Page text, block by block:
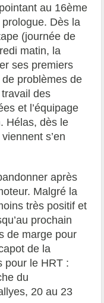
au 16ème
prologue. Dès la
(journée de
matin, la
ses premiers
problèmes de
des
et l’équipage
Hélas, dès le
s’en
après
Malgré la
très positif et
prochain
de marge pour
de la
pour le HRT :
du
20 au 23